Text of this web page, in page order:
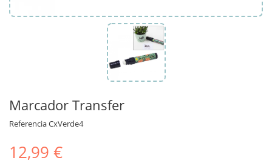
Marcador Transfer
ReferenciaCxVerde4
12,99 €